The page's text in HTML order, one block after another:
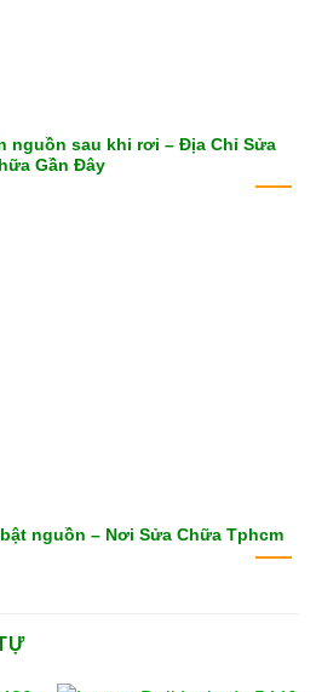
nguồn sau khi rơi – Địa Chỉ Sửa
Gần Đây
nguồn – Nơi Sửa Chữa Tphcm